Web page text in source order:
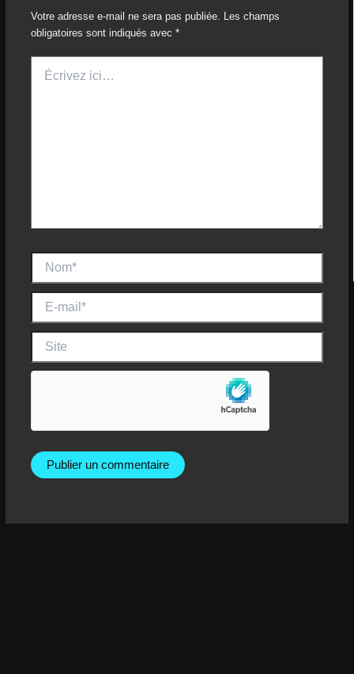
Votre adresse e-mail ne sera pas publiée.
Les champs
obligatoires sont indiqués avec *
ici…
mail*